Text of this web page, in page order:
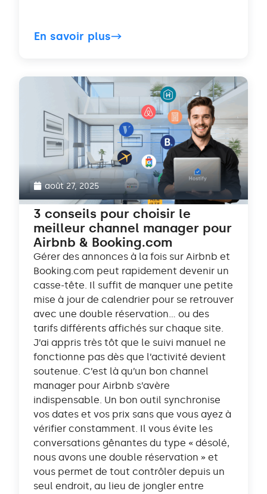
En savoir plus
août 27, 2025
3 conseils pour choisir le
meilleur channel manager pour
Airbnb & Booking.com
Gérer des annonces à la fois sur Airbnb et
Booking.com peut rapidement devenir un
casse-tête. Il suffit de manquer une petite
mise à jour de calendrier pour se retrouver
avec une double réservation… ou des
tarifs différents affichés sur chaque site.
J’ai appris très tôt que le suivi manuel ne
fonctionne pas dès que l’activité devient
soutenue. C’est là qu’un bon channel
manager pour Airbnb s’avère
indispensable. Un bon outil synchronise
vos dates et vos prix sans que vous ayez à
vérifier constamment. Il vous évite les
conversations gênantes du type « désolé,
nous avons une double réservation » et
vous permet de tout contrôler depuis un
seul endroit, au lieu de jongler entre